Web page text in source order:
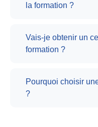
la formation ?
Vais-je obtenir un
formation ?
Pourquoi choisir
?